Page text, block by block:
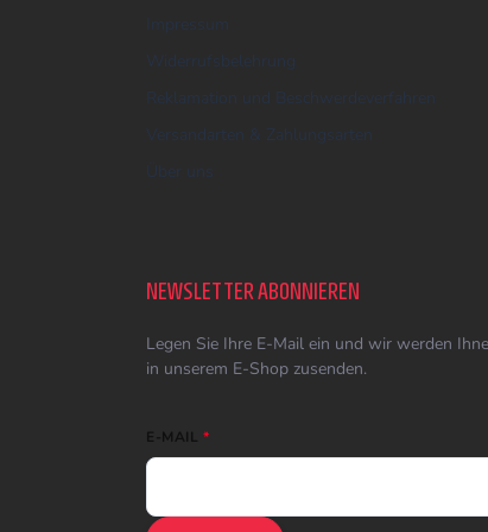
Impressum
Widerrufsbelehrung
Reklamation und Beschwerdeverfahren
Versandarten & Zahlungsarten
Über uns
NEWSLETTER ABONNIEREN
Legen Sie Ihre E-Mail ein und wir werden
in unserem E-Shop zusenden.
E-MAIL